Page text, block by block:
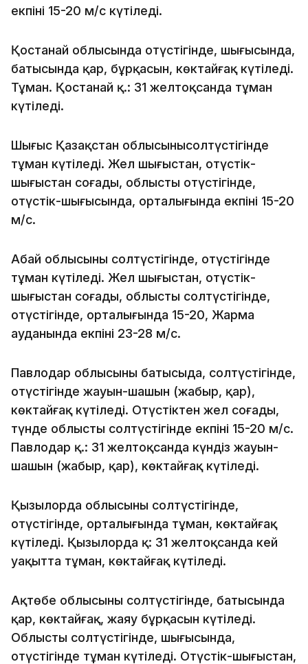
екпіні 15-20 м/с күтіледі.
Қостанай облысында оңтүстігінде, шығысында,
батысында қар, бұрқасын, көктайғақ күтіледі.
Тұман. Қостанай қ.: 31 желтоқсанда тұман
күтіледі.
Шығыс Қазақстан облысыныңсолтүстігінде
тұман күтіледі. Жел шығыстан, оңтүстік-
шығыстан соғады, облыстың оңтүстігінде,
оңтүстік-шығысында, орталығында екпіні 15-20
м/с.
Абай облысының солтүстігінде, оңтүстігінде
тұман күтіледі. Жел шығыстан, оңтүстік-
шығыстан соғады, облыстың солтүстігінде,
оңтүстігінде, орталығында 15-20, Жарма
ауданында екпіні 23-28 м/с.
Павлодар облысының батысыңда, солтүстігінде,
оңтүстігінде жауын-шашын (жаңбыр, қар),
көктайғақ күтіледі. Оңтүстіктен жел соғады,
түнде облыстың солтүстігінде екпіні 15-20 м/с.
Павлодар қ.: 31 желтоқсанда күндіз жауын-
шашын (жаңбыр, қар), көктайғақ күтіледі.
Қызылорда облысының солтүстігінде,
оңтүстігінде, орталығында тұман, көктайғақ
күтіледі. Қызылорда қ: 31 желтоқсанда кей
уақытта тұман, көктайғақ күтіледі.
Ақтөбе облысының солтүстігінде, батысында
қар, көктайғақ, жаяу бұрқасын күтіледі.
Облыстың солтүстігінде, шығысында,
оңтүстігінде тұман күтіледі. Оңтүстік-шығыстан,